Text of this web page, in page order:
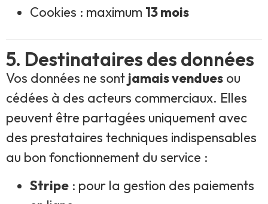
Cookies : maximum 13 mois
5. Destinataires des données
Vos données ne sont jamais vendues ou
cédées à des acteurs commerciaux. Elles
peuvent être partagées uniquement avec
des prestataires techniques indispensables
au bon fonctionnement du service :
Stripe : pour la gestion des paiements